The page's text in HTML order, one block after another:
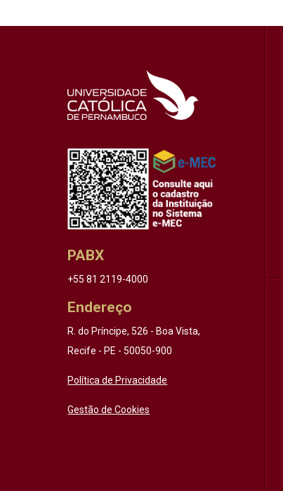
PABX
+55 81 2119-4000
Endereço
R. do Príncipe, 526 - Boa Vista,
Recife - PE - 50050-900
Política de Privacidade
Gestão de Cookies